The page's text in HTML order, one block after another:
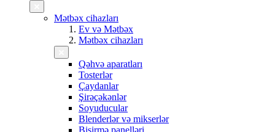
Mətbəx cihazları
Ev və Mətbəx
Mətbəx cihazları
Qəhvə aparatları
Tosterlər
Çaydanlar
Şirəçəkənlər
Soyuducular
Blenderlər və mikserlər
Bişirmə panelləri